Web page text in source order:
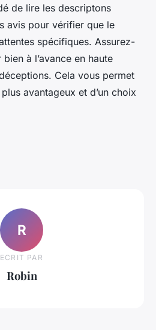
de lire les descriptons
avis pour vérifier que le
spécifiques. Assurez-
à l’avance en haute
Cela vous permet
avantageux et d’un choix
R
ECRIT PAR
Robin